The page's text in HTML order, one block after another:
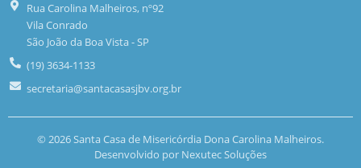
Rua Carolina Malheiros, nº92
Vila Conrado
São João da Boa Vista - SP
(19) 3634-1133
secretaria@santacasasjbv.org.br
© 2026 Santa Casa de Misericórdia Dona Carolina Malheiros.
Desenvolvido por Nexutec Soluções